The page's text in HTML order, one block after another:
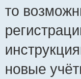
то
новые